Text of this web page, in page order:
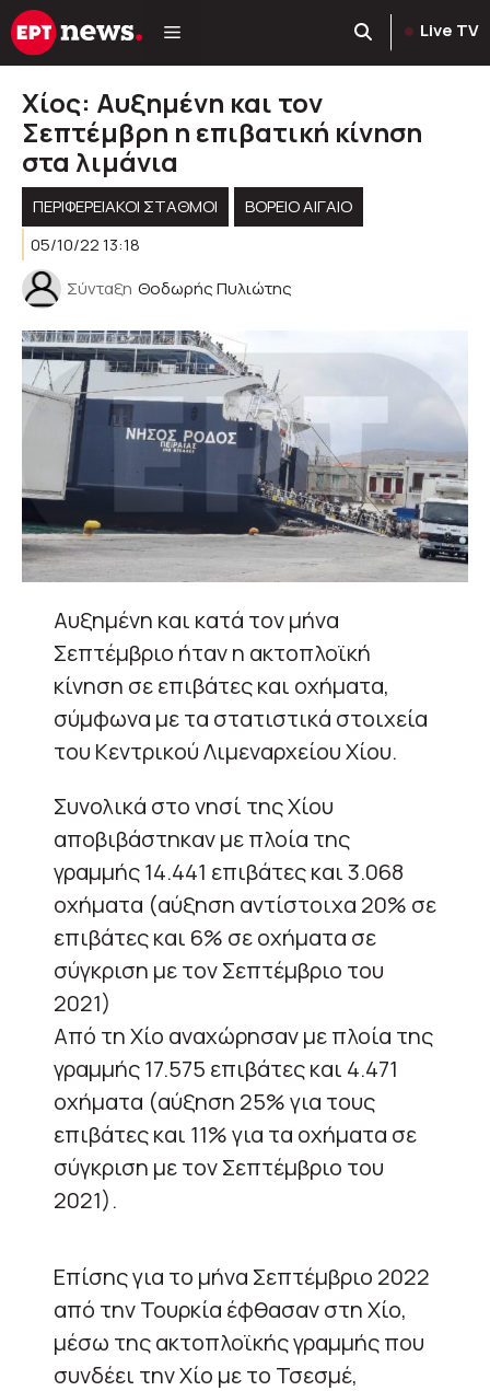
Μετάβαση
σε
Live TV
Χίος: Αυξημένη και τον
Σεπτέμβρη η επιβατική κίνηση
στα λιμάνια
ΠΕΡΙΦΕΡΕΙΑΚΟΊ ΣΤΑΘΜΟΊ
ΒΟΡΕΙΟ ΑΙΓΑΙΟ
05/10/22 13:18
Σύνταξη Θοδωρής Πυλιώτης
Αυξημένη και κατά τον μήνα
Σεπτέμβριο ήταν η ακτοπλοϊκή
κίνηση σε επιβάτες και οχήματα,
σύμφωνα με τα στατιστικά στοιχεία
του Κεντρικού Λιμεναρχείου Χίου.
Συνολικά στο νησί της Χίου
αποβιβάστηκαν με πλοία της
γραμμής 14.441 επιβάτες και 3.068
οχήματα (αύξηση αντίστοιχα 20% σε
επιβάτες και 6% σε οχήματα σε
σύγκριση με τον Σεπτέμβριο του
2021)
Από τη Χίο αναχώρησαν με πλοία της
γραμμής 17.575 επιβάτες και 4.471
οχήματα (αύξηση 25% για τους
επιβάτες και 11% για τα οχήματα σε
σύγκριση με τον Σεπτέμβριο του
2021).
Επίσης για το μήνα Σεπτέμβριο 2022
από την Τουρκία έφθασαν στη Χίο,
μέσω της ακτοπλοϊκής γραμμής που
συνδέει την Χίο με το Τσεσμέ,